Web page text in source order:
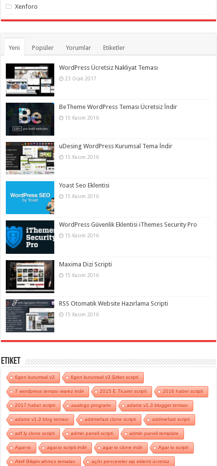
Xenforo
Yeni Popüler Yorumlar Etiketler
WordPress Ücretsiz Nakliyat Teması
23 Ocak 2017
BeTheme WordPress Teması Ücretsiz İndir
15 Kasım 2016
uDesing WordPress Kurumsal Tema İndir
15 Kasım 2016
Yoast Seo Eklentisi
15 Kasım 2016
WordPress Güvenlik Eklentisi iThemes Security Pro
15 Kasım 2016
Maxima Dizi Scripti
15 Kasım 2016
RSS Otomatik Website Hazırlama Scripti
15 Kasım 2016
Etiket
6gen kurumsal v3 6gen kurumsal v3 Şirket scripti
7 wordpress teması warez indir 2015 E Ticaret scripti 2016 haber scripti
2017 haber scripti aaalogo programı adamz v1.3 blogger teması
adamz v1.3 blog teması addmefast clone scripti addmefast scripti
adf.ly clone scripti admin paneli scripti admin paneli template
Agar-io agar.io scripti indir agar io clone indir Agar io scripti
Aktif Bilişim whmcs temaları açılır pencereler wp eklenti ücretsiz